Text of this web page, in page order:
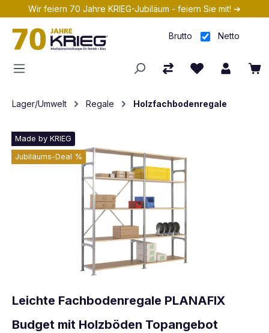
Zum Hauptinhalt springen
Wir feiern 70 Jahre KRIEG-Jubiläum - feiern Sie mit! ➔
Brutto Netto
Lager/Umwelt Regale Holzfachbodenregale
Made by KRIEG
Jubiläums-Deal %
Leichte Fachbodenregale PLANAFIX
Budget mit Holzböden Topangebot